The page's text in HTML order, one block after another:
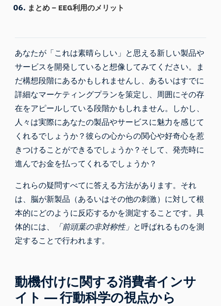
まとめ – EEG利用のメリット
あなたが「これは素晴らしい」と思える新しい製品や
サービスを開発していると想像してみてください。ま
だ構想段階にあるかもしれませんし、あるいはすでに
詳細なマーケティングプランを策定し、周囲にその存
在をアピールしている段階かもしれません。しかし、
人々は実際にあなたの製品やサービスに魅力を感じて
くれるでしょうか？彼らの心からの関心や好奇心を惹
きつけることができるでしょうか？そして、発売時に
進んでお金を払ってくれるでしょうか？
これらの疑問すべてに答える方法があります。それ
は、脳が新製品（あるいはその他の刺激）に対して根
本的にどのように反応するかを測定することです。具
体的には、
「前頭葉の非対称性」 と呼ばれるものを測
定することで行われます。
動機付けに関する消費者インサ
イト ― 行動科学の視点から